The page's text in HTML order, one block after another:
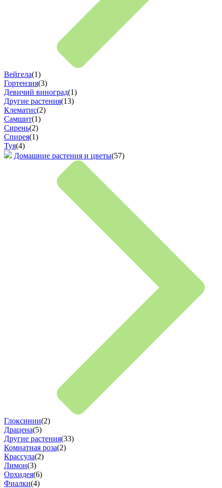
Вейгела(1)
Гортензия(3)
Девичий виноград(1)
Другие растения(13)
Клематис(2)
Самшит(1)
Сирень(2)
Спирея(1)
Туя(4)
Домашние растения и цветы(57)
Глоксинии(2)
Драцена(5)
Другие растения(33)
Комнатная роза(2)
Крассула(2)
Лимон(3)
Орхидея(6)
Фиалки(4)